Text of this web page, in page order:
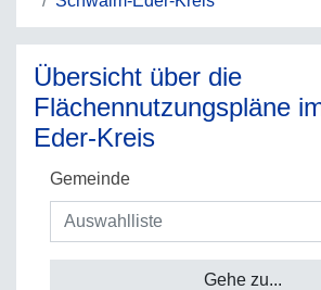
Übersicht über die
Flächennutzungspläne
Eder-Kreis
Gemeinde
Gehe zu...